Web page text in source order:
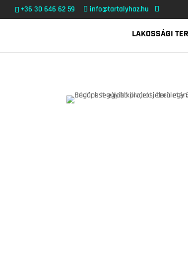
+36 30 646 62 59 info@tartalyhaz.hu
LAKOSSÁGI